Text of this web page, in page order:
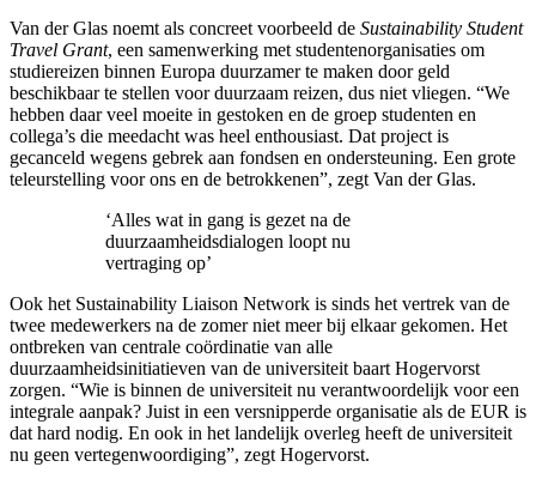
Van der Glas noemt als concreet voorbeeld de Sustainability Student
Travel Grant, een samenwerking met studentenorganisaties om
studiereizen binnen Europa duurzamer te maken door geld
beschikbaar te stellen voor duurzaam reizen, dus niet vliegen. “We
hebben daar veel moeite in gestoken en de groep studenten en
collega’s die meedacht was heel enthousiast. Dat project is
gecanceld wegens gebrek aan fondsen en ondersteuning. Een grote
teleurstelling voor ons en de betrokkenen”, zegt Van der Glas.
‘Alles wat in gang is gezet na de
duurzaamheidsdialogen loopt nu
vertraging op’
Ook het Sustainability Liaison Network is sinds het vertrek van de
twee medewerkers na de zomer niet meer bij elkaar gekomen. Het
ontbreken van centrale coördinatie van alle
duurzaamheidsinitiatieven van de universiteit baart Hogervorst
zorgen. “Wie is binnen de universiteit nu verantwoordelijk voor een
integrale aanpak? Juist in een versnipperde organisatie als de EUR is
dat hard nodig. En ook in het landelijk overleg heeft de universiteit
nu geen vertegenwoordiging”, zegt Hogervorst.